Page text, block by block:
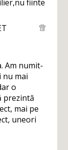
fiinte
Am numit-
nu mai
o
prezintă
mai pe
uneori